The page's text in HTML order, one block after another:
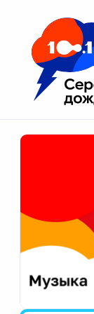
Москва 100.1 FM
Апатиты
Екатеринбург
Калининград
Калуга